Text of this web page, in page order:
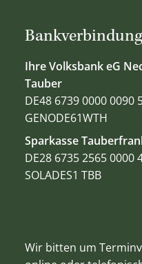
Ihre Volksbank eG
Tauber
DE48 6739 0000 0090
GENODE61WTH
Sparkasse
DE28 6735 2565 0000
SOLADES1 TBB
Wir bitten um